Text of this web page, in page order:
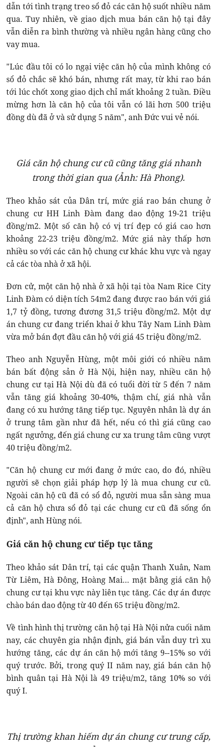
dẫn tới tình trạng treo sổ đỏ các căn hộ suốt nhiều năm
qua. Tuy nhiên, về giao dịch mua bán căn hộ tại đây
vẫn diễn ra bình thường và nhiều ngân hàng cũng cho
vay mua.
"Lúc đầu tôi có lo ngại việc căn hộ của mình không có
sổ đỏ chắc sẽ khó bán, nhưng rất may, từ khi rao bán
tới lúc chốt xong giao dịch chỉ mất khoảng 2 tuần. Điều
mừng hơn là căn hộ của tôi vẫn có lãi hơn 500 triệu
đồng dù đã ở và sử dụng 5 năm", anh Đức vui vẻ nói.
Giá căn hộ chung cư cũ cũng tăng giá nhanh
trong thời gian qua (Ảnh: Hà Phong).
Theo khảo sát của Dân trí, mức giá rao bán chung ở
chung cư HH Linh Đàm đang dao động 19-21 triệu
đồng/m2. Một số căn hộ có vị trí đẹp có giá cao hơn
khoảng 22-23 triệu đồng/m2. Mức giá này thấp hơn
nhiều so với các căn hộ chung cư khác khu vực và ngay
cả các tòa nhà ở xã hội.
Đơn cử, một căn hộ nhà ở xã hội tại tòa Nam Rice City
Linh Đàm có diện tích 54m2 đang được rao bán với giá
1,7 tỷ đồng, tương đương 31,5 triệu đồng/m2. Một dự
án chung cư đang triển khai ở khu Tây Nam Linh Đàm
vừa mở bán đợt đầu căn hộ với giá 45 triệu đồng/m2.
Theo anh Nguyễn Hùng, một môi giới có nhiều năm
bán bất động sản ở Hà Nội, hiện nay, nhiều căn hộ
chung cư tại Hà Nội dù đã có tuổi đời từ 5 đến 7 năm
vẫn tăng giá khoảng 30-40%, thậm chí, giá nhà vẫn
đang có xu hướng tăng tiếp tục. Nguyên nhân là dự án
ở trung tâm gần như đã hết, nếu có thì giá cũng cao
ngất ngưởng, đến giá chung cư xa trung tâm cũng vượt
40 triệu đồng/m2.
"Căn hộ chung cư mới đang ở mức cao, do đó, nhiều
người sẽ chọn giải pháp hợp lý là mua chung cư cũ.
Ngoài căn hộ cũ đã có sổ đỏ, người mua sẵn sàng mua
cả căn hộ chưa sổ đỏ tại các chung cư cũ đã sống ổn
định", anh Hùng nói.
Giá căn hộ chung cư tiếp tục tăng
Theo khảo sát Dân trí, tại các quận Thanh Xuân, Nam
Từ Liêm, Hà Đông, Hoàng Mai… mặt bằng giá căn hộ
chung cư tại khu vực này liên tục tăng. Các dự án được
chào bán dao động từ 40 đến 65 triệu đồng/m2.
Về tình hình thị trường căn hộ tại Hà Nội nửa cuối năm
nay, các chuyên gia nhận định, giá bán vẫn duy trì xu
hướng tăng, các dự án căn hộ mới tăng 9--15% so với
quý trước. Bởi, trong quý II năm nay, giá bán căn hộ
bình quân tại Hà Nội là 49 triệu/m2, tăng 10% so với
quý I.
Thị trường khan hiếm dự án chung cư trung cấp,